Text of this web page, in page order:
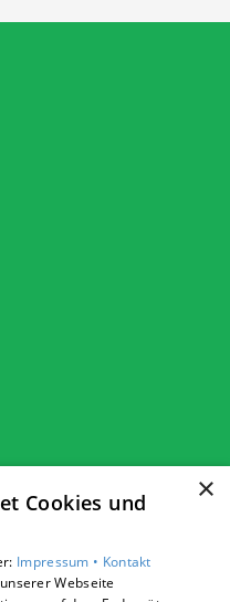
×
Cookies und
Impressum • Kontakt
Webseite